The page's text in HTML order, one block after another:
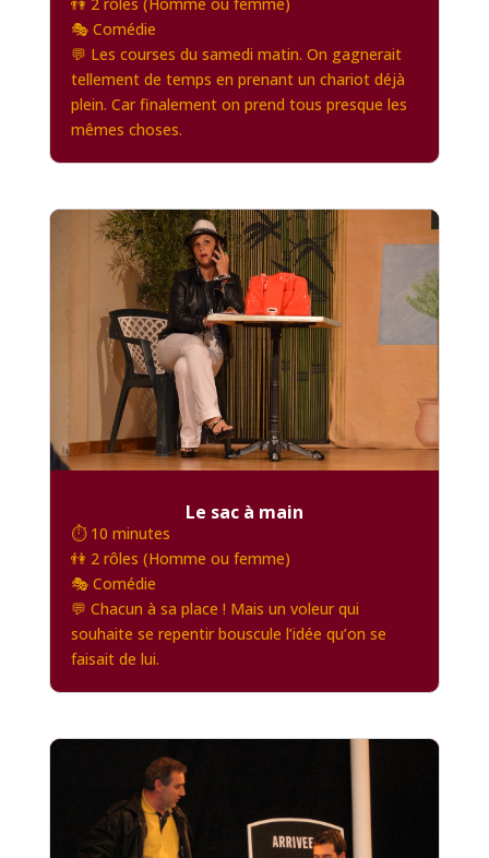
🎭 Comédie
💬 Les courses du samedi matin. On gagnerait
tellement de temps en prenant un chariot déjà
plein. Car finalement on prend tous presque les
mêmes choses.
Le sac à main
⏱️ 10 minutes
👫 2 rôles (Homme ou femme)
🎭 Comédie
💬 Chacun à sa place ! Mais un voleur qui
souhaite se repentir bouscule l’idée qu’on se
faisait de lui.